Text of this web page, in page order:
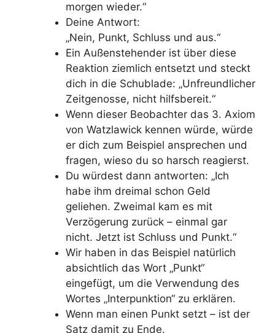
morgen wieder.“
Deine Antwort:
„Nein, Punkt, Schluss und aus.“
Ein Außenstehender ist über diese
Reaktion ziemlich entsetzt und steckt
dich in die Schublade: „Unfreundlicher
Zeitgenosse, nicht hilfsbereit.“
Wenn dieser Beobachter das 3. Axiom
von Watzlawick kennen würde, würde
er dich zum Beispiel ansprechen und
fragen, wieso du so harsch reagierst.
Du würdest dann antworten: „Ich
habe ihm dreimal schon Geld
geliehen. Zweimal kam es mit
Verzögerung zurück – einmal gar
nicht. Jetzt ist Schluss und Punkt.“
Wir haben in das Beispiel natürlich
absichtlich das Wort „Punkt“
eingefügt, um die Verwendung des
Wortes „Interpunktion“ zu erklären.
Wenn man einen Punkt setzt – ist der
Satz damit zu Ende.